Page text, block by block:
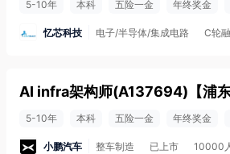
5-10年 本科 五险一金 年终奖金
忆芯科技 电子/半导体/集成电路 C轮
AI infra架构师(A137694) 【浦
5-10年 本科 五险一金 年终奖金
小鹏汽车 整车制造 已上市 10000